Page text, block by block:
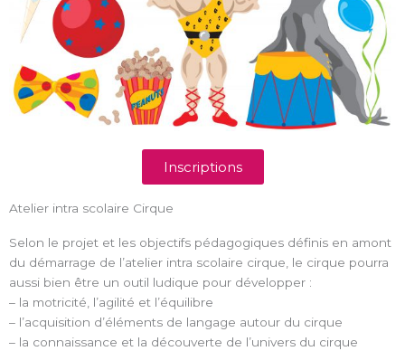
Inscriptions
Atelier intra scolaire Cirque
Selon le projet et les objectifs pédagogiques définis en amont
du démarrage de l’atelier intra scolaire cirque, le cirque pourra
aussi bien être un outil ludique pour développer :
– la motricité, l’agilité et l’équilibre
– l’acquisition d’éléments de langage autour du cirque
– la connaissance et la découverte de l’univers du cirque